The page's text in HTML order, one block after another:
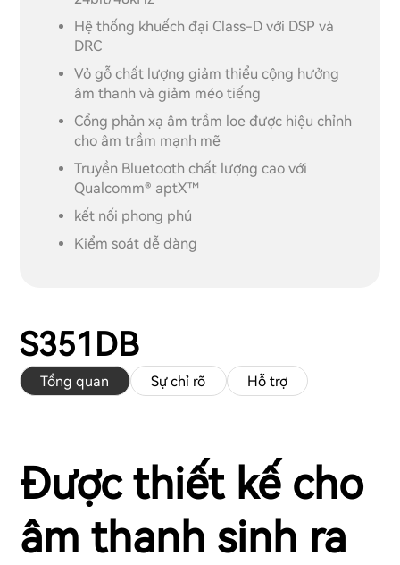
Hệ thống khuếch đại Class-D với DSP và
DRC
Vỏ gỗ chất lượng giảm thiểu cộng hưởng
âm thanh và giảm méo tiếng
Cổng phản xạ âm trầm loe được hiệu chỉnh
cho âm trầm mạnh mẽ
Truyền Bluetooth chất lượng cao với
Qualcomm® aptX™
kết nối phong phú
Kiểm soát dễ dàng
S351DB
Tổng quan Sự chỉ rõ Hỗ trợ
Được thiết kế cho
âm thanh sinh ra